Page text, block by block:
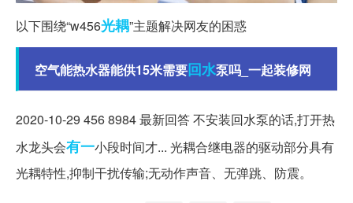
以下围绕“w456光耦”主题解决网友的困惑
空气能热水器能供15米需要回水泵吗_一起装修网
2020-10-29 456 8984 最新回答 不安装回水泵的话,打开热
水龙头会有一小段时间才... 光耦合继电器的驱动部分具有
光耦特性,抑制干扰传输;无动作声音、无弹跳、防震。